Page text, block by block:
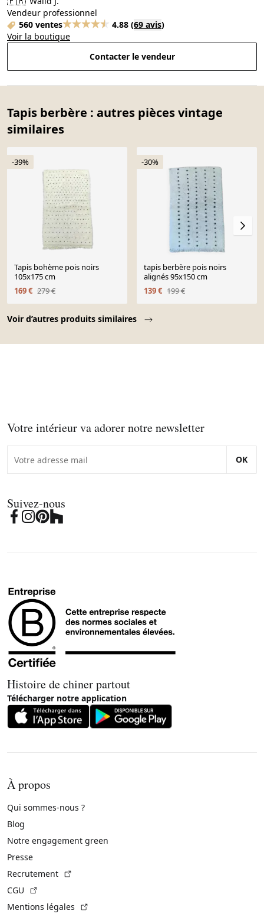
Vendeur professionnel
560 ventes
4.88 (69 avis)
Voir la boutique
Contacter le vendeur
Tapis berbère : autres pièces vintage
similaires
Voir d’autres produits similaires
-39%
Tapis bohème pois noirs
105x175 cm
169 € 279 €
-30%
tapis berbère pois noirs
alignés 95x150 cm
139 € 199 €
Votre intérieur va adorer notre newsletter
OK
Suivez-nous
Histoire de chiner partout
Télécharger notre application
À propos
Qui sommes-nous ?
Blog
Notre engagement green
Presse
Recrutement
CGU
Mentions légales